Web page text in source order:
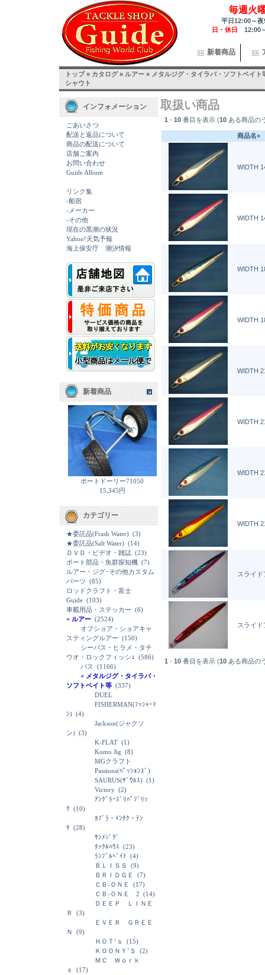
毎週火
平日12:00～
日・休日 12:00
新着商品
トップ»カタログ»ルアー»メタルジグ・タイラバ・ソフトベイト
シャウト
インフォメーション
ごあいさつ
配送と返品について
商品の配送について
店舗ご案内
お問い合わせ
Guide Album
リンク集
-船宿
-メーカー
-その他
現在の黒潮の状況
Yahoo!天気予報
海上保安庁 潮汐情報
新着商品
ボートドーリー71050
15,345円
カテゴリー
★委託品(Frash Water) (3)
★委託品(Salt Water) (14)
ＤＶＤ・ビデオ・雑誌 (23)
ボート部品・魚群探知機 (7)
ルアー・ジグ･その他カスタム
パーツ (85)
ロッドクラフト・富士
Guide (103)
車載用品・ステッカー (6)
+ ルアー (2524)
オフショア・ショアキャ
スティングルアー (150)
シーバス・ヒラメ・タチ
ウオ・ロックフィッシｭ (586)
バス
(1166)
+ メタルジグ・タイラバ・
ソフトベイト等 (337)
DUEL
FISHERMAN(ﾌｯｼｬｰﾏ
ﾝ) (4)
Jackson(ジャクソ
ン) (3)
K-FLAT (1)
Komo Jig (8)
MGクラフト
Passions(ﾊﾟｯｼｮﾝｽﾞ)
SAURUS(ｻﾞｳﾙｽ) (1)
Victory (2)
ｱﾝｸﾞﾗｰｽﾞﾘﾊﾟﾌﾞﾘｯ
ｸ (10)
ｶﾌﾞﾗ・ｲﾝﾁｸ・ﾃﾝ
ﾔ (28)
ｻﾝﾒｼﾞｸﾞ
ﾀｯｸﾙﾊｳｽ (23)
ﾗﾝﾌﾞﾙﾍﾞｲﾄ (4)
ＢＬＩＳＳ
(9)
ＢＲＩＤＧＥ
(7)
ＣＢ-ＯＮＥ
(17)
ＣＢ-ＯＮＥ 2 (14)
ＤＥＥＰ ＬＩＮＥ
Ｒ
(3)
ＥＶＥＲ ＧＲＥＥ
Ｎ
(9)
ＨＯＴ’ｓ
(15)
ＫＯＯＮＹ’Ｓ
(2)
ＭＣ Ｗｏｒｋ
ｓ
(17)
取扱い商品
1 - 10 番目を表示 (10 ある商品の
商品名+
WIDTH
WIDTH
WIDTH
WIDTH
WIDTH
WIDTH
WIDTH
WIDTH
スライ
スライ
1 - 10 番目を表示 (10 ある商品の